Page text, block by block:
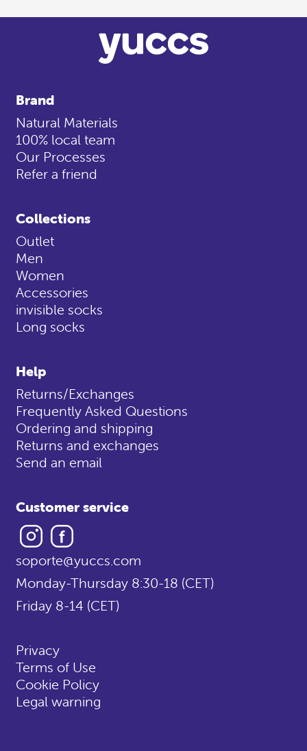
Brand
Natural Materials
100% local team
Our Processes
Refer a friend
Collections
Outlet
Men
Women
Accessories
invisible socks
Long socks
Help
Returns/Exchanges
Frequently Asked Questions
Ordering and shipping
Returns and exchanges
Send an email
Customer service
Instagram
soporte@yuccs.com
Monday-Thursday 8:30-18 (CET)
Friday 8-14 (CET)
Privacy
Terms of Use
Cookie Policy
Legal warning